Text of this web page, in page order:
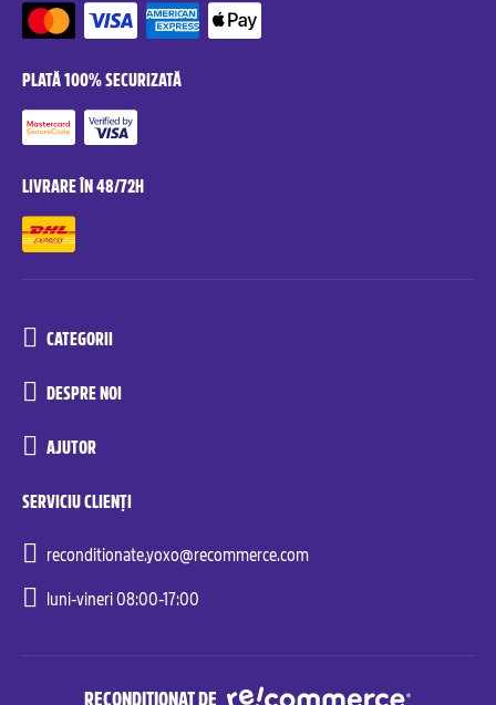
PLATĂ 100% SECURIZATĂ
LIVRARE ÎN 48/72H
CATEGORII
DESPRE NOI
AJUTOR
SERVICIU CLIENȚI
reconditionate.yoxo@recommerce.com
luni-vineri 08:00-17:00
RECONDIȚIONAT DE